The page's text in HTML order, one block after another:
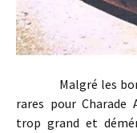
Malgré les
rares pour Charade
trop grand et